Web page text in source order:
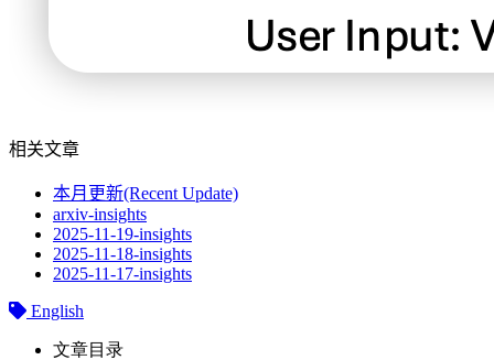
相关文章
本月更新(Recent Update)
arxiv-insights
2025-11-19-insights
2025-11-18-insights
2025-11-17-insights
English
文章目录